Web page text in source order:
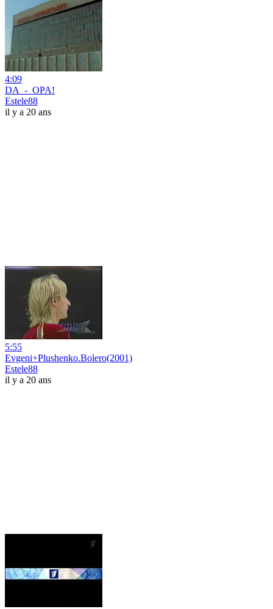
4:09
DA_-_OPA!
Estele88
il y a 20 ans
5:55
Evgeni+Plushenko.Bolero(2001)
Estele88
il y a 20 ans